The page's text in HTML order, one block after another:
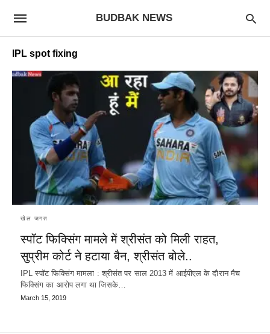
BUDBAK NEWS
IPL spot fixing
खेल जगत
स्पॉट फिक्सिंग मामले में श्रीसंत को मिली राहत,
सुप्रीम कोर्ट ने हटाया बैन, श्रीसंत बोले..
IPL स्पॉट फिक्सिंग मामला : श्रीसंत पर साल 2013 में आईपीएल के दौरान मैच
फिक्सिंग का आरोप लगा था जिसके…
March 15, 2019